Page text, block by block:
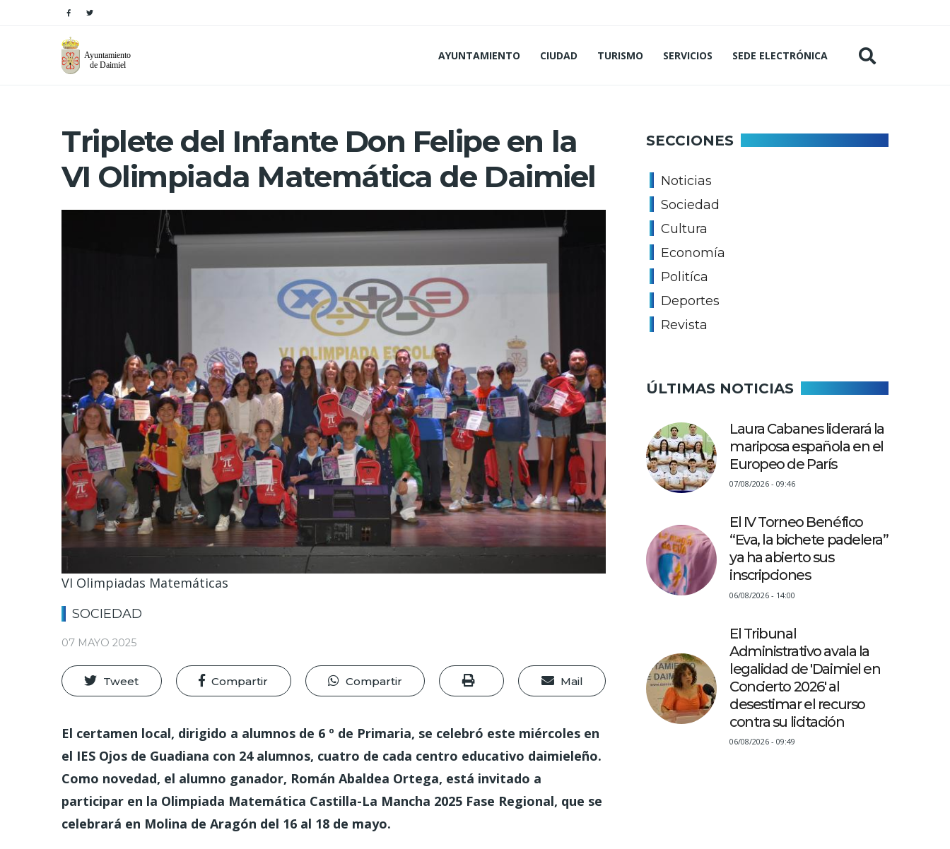
AYUNTAMIENTO CIUDAD TURISMO SERVICIOS SEDE ELECTRÓNICA
Triplete del Infante Don Felipe en la
VI Olimpiada Matemática de Daimiel
VI Olimpiadas Matemáticas
SOCIEDAD
07 MAYO 2025
Tweet Compartir Compartir Mail
El certamen local, dirigido a alumnos de 6 º de Primaria, se celebró este miércoles en
el IES Ojos de Guadiana con 24 alumnos, cuatro de cada centro educativo daimieleño.
Como novedad, el alumno ganador, Román Abaldea Ortega, está invitado a
participar en la Olimpiada Matemática Castilla-La Mancha 2025 Fase Regional, que se
celebrará en Molina de Aragón del 16 al 18 de mayo.
SECCIONES
Noticias
Sociedad
Cultura
Economía
Politíca
Deportes
Revista
ÚLTIMAS NOTICIAS
Laura Cabanes liderará la
mariposa española en el
Europeo de París
07/08/2026 - 09:46
El IV Torneo Benéfico
“Eva, la bichete padelera”
ya ha abierto sus
inscripciones
06/08/2026 - 14:00
El Tribunal
Administrativo avala la
legalidad de 'Daimiel en
Concierto 2026' al
desestimar el recurso
contra su licitación
06/08/2026 - 09:49